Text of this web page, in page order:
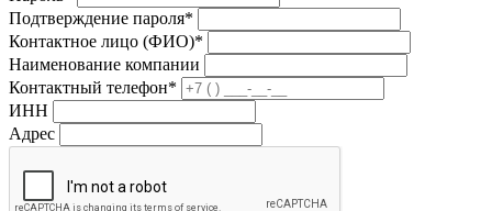
Подтверждение пароля*
Контактное лицо (ФИО)*
Наименование компании
Контактный телефон*
ИНН
Адрес